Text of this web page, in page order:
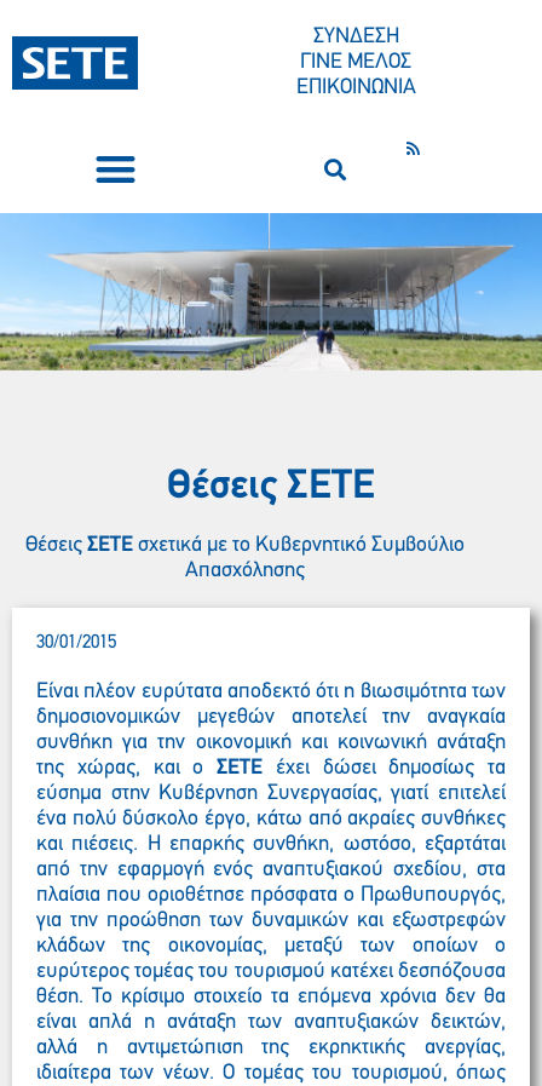
ΣΥΝΔΕΣΗ
ΓΙΝΕ ΜΕΛΟΣ
ΕΠΙΚΟΙΝΩΝΙΑ
Θέσεις ΣΕΤE
ΘέσειςΣΕΤΕ σχετικά με το Κυβερνητικό Συμβούλιο
Απασχόλησης
30/01/2015
Είναι πλέον ευρύτατα αποδεκτό ότι η βιωσιμότητα των
δημοσιονομικών μεγεθών αποτελεί την αναγκαία
συνθήκη για την οικονομική και κοινωνική ανάταξη
της χώρας, και ο ΣΕΤΕ έχει δώσει δημοσίως τα
εύσημα στην Κυβέρνηση Συνεργασίας, γιατί επιτελεί
ένα πολύ δύσκολο έργο, κάτω από ακραίες συνθήκες
και πιέσεις. Η επαρκής συνθήκη, ωστόσο, εξαρτάται
από την εφαρμογή ενός αναπτυξιακού σχεδίου, στα
πλαίσια που οριοθέτησε πρόσφατα ο Πρωθυπουργός,
για την προώθηση των δυναμικών και εξωστρεφών
κλάδων της οικονομίας, μεταξύ των οποίων ο
ευρύτερος τομέας του τουρισμού κατέχει δεσπόζουσα
θέση. Το κρίσιμο στοιχείο τα επόμενα χρόνια δεν θα
είναι απλά η ανάταξη των αναπτυξιακών δεικτών,
αλλά η αντιμετώπιση της εκρηκτικής ανεργίας,
ιδιαίτερα των νέων. Ο τομέας του τουρισμού, όπως